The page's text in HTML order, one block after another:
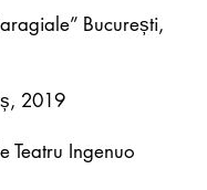
București,
2019
Teatru Ingenuo